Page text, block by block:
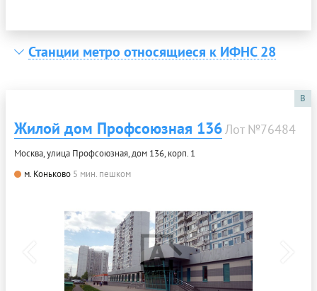
Станции метро относящиеся к ИФНС 28
B
Жилой дом Профсоюзная 136Лот №76484
Москва, улица Профсоюзная, дом 136, корп. 1
м. Коньково 5 мин. пешком